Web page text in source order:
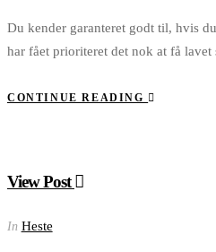
Du kender garanteret godt til, hvis
har fået prioriteret det nok at få
CONTINUE READING
View Post
In Heste